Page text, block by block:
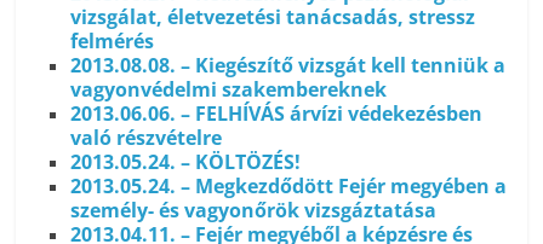
vizsgálat, életvezetési tanácsadás, stressz
felmérés
2013.08.08. – Kiegészítő vizsgát kell tenniük a
vagyonvédelmi szakembereknek
2013.06.06. – FELHÍVÁS árvízi védekezésben
való részvételre
2013.05.24. – KÖLTÖZÉS!
2013.05.24. – Megkezdődött Fejér megyében a
személy- és vagyonőrök vizsgáztatása
2013.04.11. – Fejér megyéből a képzésre és